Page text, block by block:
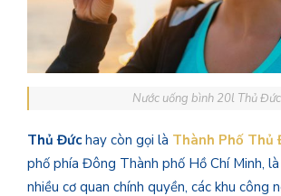
Nước uống bình 20l Thủ Đức
Thủ Đức hay còn gọi là Thành Phố Thủ
phố phía Đông Thành phố Hồ Chí Minh,
nhiều cơ quan chính quyền, các khu công